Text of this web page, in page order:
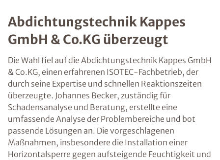
Abdichtungstechnik Kappes
GmbH & Co.KG überzeugt
Die Wahl fiel auf die Abdichtungstechnik Kappes GmbH
& Co.KG, einen erfahrenen ISOTEC-Fachbetrieb, der
durch seine Expertise und schnellen Reaktionszeiten
überzeugte. Johannes Becker, zuständig für
Schadensanalyse und Beratung, erstellte eine
umfassende Analyse der Problembereiche und bot
passende Lösungen an. Die vorgeschlagenen
Maßnahmen, insbesondere die Installation einer
Horizontalsperre gegen aufsteigende Feuchtigkeit und